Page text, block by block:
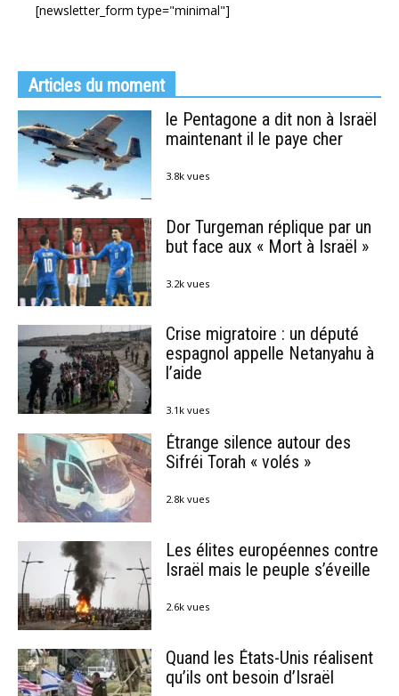
[newsletter_form type="minimal"]
Articles du moment
le Pentagone a dit non à Israël
maintenant il le paye cher
3.8k vues
Dor Turgeman réplique par un
but face aux « Mort à Israël »
3.2k vues
Crise migratoire : un député
espagnol appelle Netanyahu à
l’aide
3.1k vues
Étrange silence autour des
Sifréi Torah « volés »
2.8k vues
Les élites européennes contre
Israël mais le peuple s’éveille
2.6k vues
Quand les États-Unis réalisent
qu’ils ont besoin d’Israël